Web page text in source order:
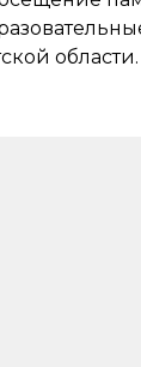
области.